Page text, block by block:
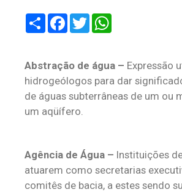
ShareFacebook
Twitter
Abstração de água – Expressão
hidrogeólogos para dar
de águas subterrâneas de um ou
um aqüífero.
Agência de Água – Instituições
atuarem como secretarias
comitês de bacia, a estes sendo